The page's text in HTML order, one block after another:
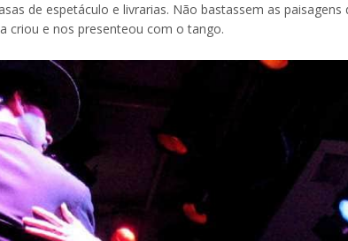
de espetáculo e livrarias. Não bastassem as
criou e nos presenteou com o tango.